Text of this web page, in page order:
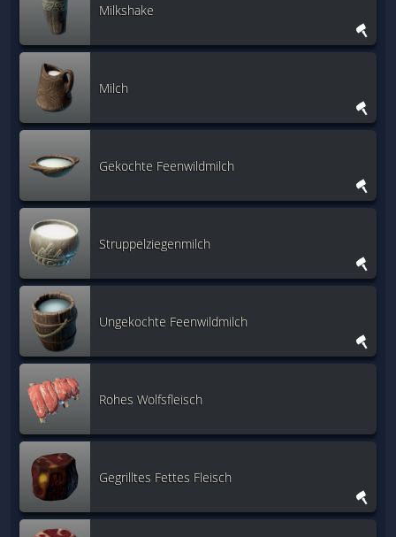
Milkshake
Milch
Gekochte Feenwildmilch
Struppelziegenmilch
Ungekochte Feenwildmilch
Rohes Wolfsfleisch
Gegrilltes Fettes Fleisch